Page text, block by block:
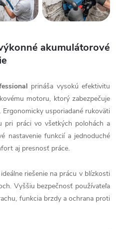
akumulátorové
prináša vysokú efektivitu
motoru, ktorý zabezpečuje
usporiadané rukoväti
pri práci vo všetkých polohách a
nastavenie funkcií a jednoduché
aj presnosť práce.
riešenie na prácu v blízkosti
Vyššiu bezpečnosť používateľa
funkcia brzdy a ochrana proti